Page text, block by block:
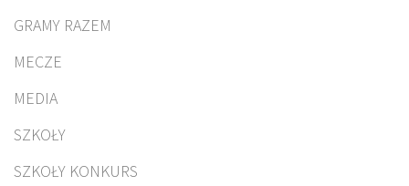
GRAMY RAZEM
MECZE
MEDIA
SZKOŁY
SZKOŁY KONKURS